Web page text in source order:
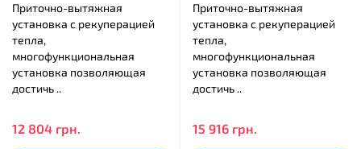
Приточно-вытяжная
установка с рекуперацией
тепла,
многофункциональная
установка позволяющая
достичь ..
12 804 грн.
Приточно-вытяжная
установка с рекуперацией
тепла,
многофункциональная
установка позволяющая
достичь ..
15 916 грн.